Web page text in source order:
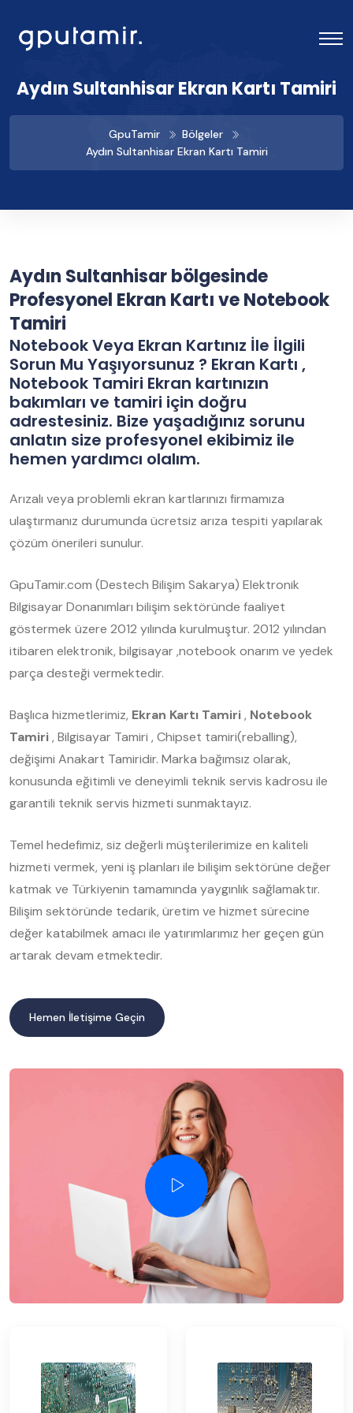
Aydın Sultanhisar Ekran Kartı Tamiri
GpuTamir
Bölgeler
Aydın Sultanhisar Ekran Kartı Tamiri
Aydın Sultanhisar bölgesinde
Profesyonel Ekran Kartı ve Notebook
Tamiri
Notebook Veya Ekran Kartınız İle İlgili
Sorun Mu Yaşıyorsunuz ? Ekran Kartı ,
Notebook Tamiri Ekran kartınızın
bakımları ve tamiri için doğru
adrestesiniz. Bize yaşadığınız sorunu
anlatın size profesyonel ekibimiz ile
hemen yardımcı olalım.
Arızalı veya problemli ekran kartlarınızı firmamıza
ulaştırmanız durumunda ücretsiz arıza tespiti yapılarak
çözüm önerileri sunulur.
GpuTamir.com (Destech Bilişim Sakarya) Elektronik
Bilgisayar Donanımları bilişim sektöründe faaliyet
göstermek üzere 2012 yılında kurulmuştur. 2012 yılından
itibaren elektronik, bilgisayar ,notebook onarım ve yedek
parça desteği vermektedir.
Başlıca hizmetlerimiz, Ekran Kartı Tamiri, Notebook
Tamiri, Bilgisayar Tamiri , Chipset tamiri(reballing),
değişimi Anakart Tamiridir. Marka bağımsız olarak,
konusunda eğitimli ve deneyimli teknik servis kadrosu ile
garantili teknik servis hizmeti sunmaktayız.
Temel hedefimiz, siz değerli müşterilerimize en kaliteli
hizmeti vermek, yeni iş planları ile bilişim sektörüne değer
katmak ve Türkiyenin tamamında yaygınlık sağlamaktır.
Bilişim sektöründe tedarik, üretim ve hizmet sürecine
değer katabilmek amacı ile yatırımlarımız her geçen gün
artarak devam etmektedir.
Hemen İletişime Geçin